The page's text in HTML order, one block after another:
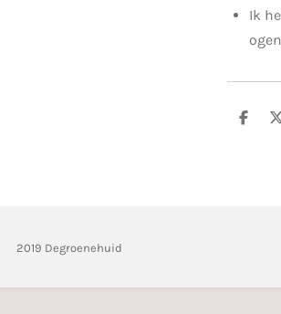
Ik
ogen
D
2019 Degroenehuid